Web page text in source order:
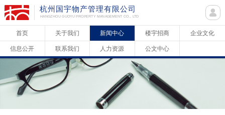
杭州国宇物产管理有限公司
HANGZHOU GUOYU PROPERTY MANAGEMENT CO., LTD
首页 关于我们 新闻中心 楼宇招商 企业文化
信息公开 联系我们 人力资源 公文中心